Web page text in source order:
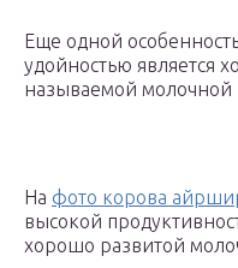
Еще одной
удойностью является
называемой молочной
На фото корова
высокой
хорошо развитой